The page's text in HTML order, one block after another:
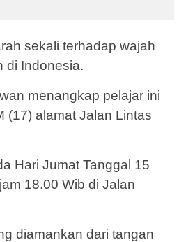
sekali terhadap wajah
di Indonesia.
menangkap pelajar ini
(17) alamat Jalan Lintas
Hari Jumat Tanggal 15
18.00 Wib di Jalan
diamankan dari tangan